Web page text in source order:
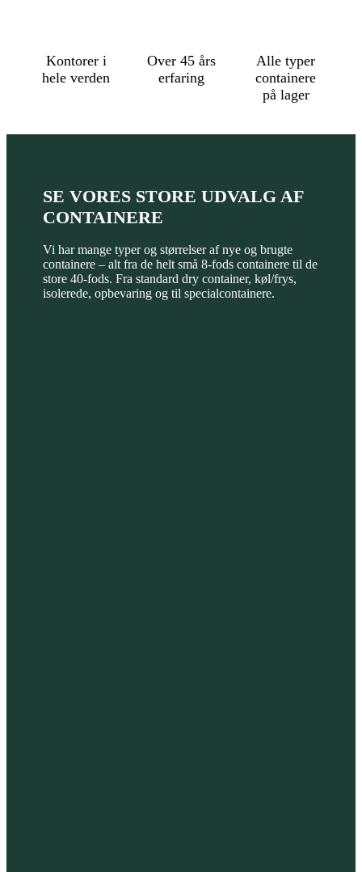
Kontorer i
hele verden
Over 45 års
erfaring
Alle typer
containere
på lager
SE VORES STORE UDVALG AF
CONTAINERE
Vi har mange typer og størrelser af nye og brugte
containere – alt fra de helt små 8-fods containere til de
store 40-fods. Fra standard dry container, køl/frys,
isolerede, opbevaring og til specialcontainere.